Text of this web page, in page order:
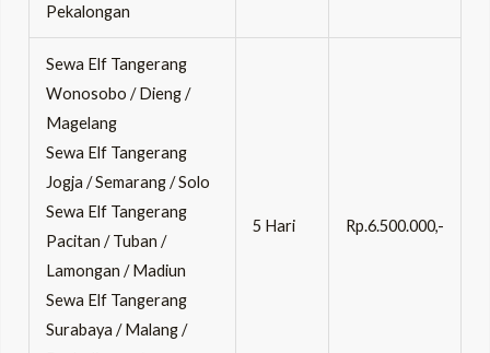
Pekalongan
Sewa Elf Tangerang
Wonosobo / Dieng /
Magelang
Sewa Elf Tangerang
Jogja / Semarang / Solo
Sewa Elf Tangerang
Pacitan / Tuban /
Lamongan / Madiun
Sewa Elf Tangerang
Surabaya / Malang /
5 Hari Rp.6.500.000,-